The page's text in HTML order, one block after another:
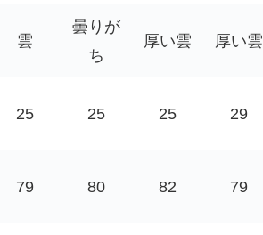
雲
曇りが
ち
厚い雲 厚い雲
25 25 25 29
79 80 82 79